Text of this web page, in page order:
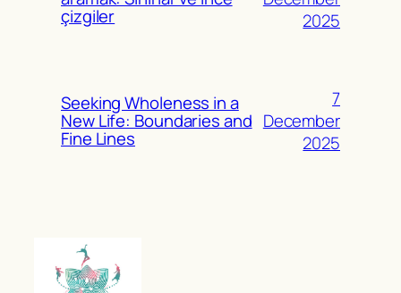
çizgiler
2025
Seeking Wholeness in a
New Life: Boundaries and
Fine Lines
7
December
2025